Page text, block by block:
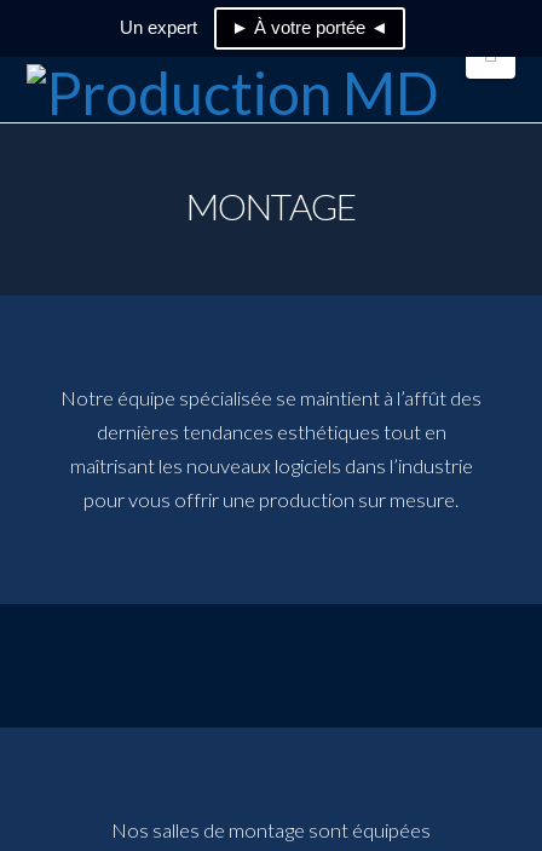
Un expert ► À votre portée ◄
MONTAGE
Notre équipe spécialisée se maintient à l’affût des
dernières tendances esthétiques tout en
maîtrisant les nouveaux logiciels dans l’industrie
pour vous offrir une production sur mesure.
Nos salles de montage sont équipées